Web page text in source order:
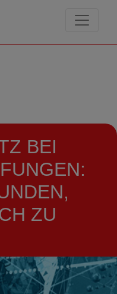
BEI
ZU